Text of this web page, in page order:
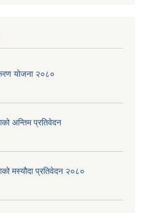
योजना २०८०
अन्तिम प्रतिवेदन
मस्यौदा प्रतिवेदन २०८०